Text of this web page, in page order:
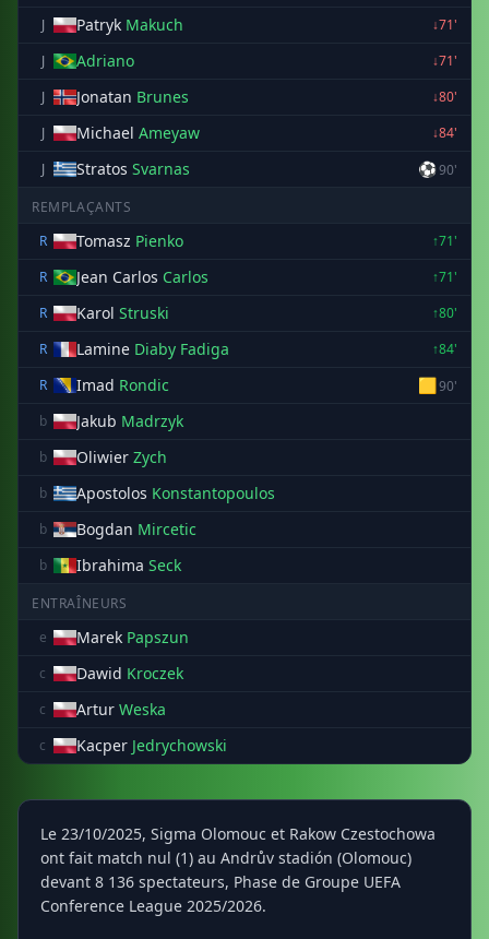
J
Patryk Makuch
↓71'
J
Adriano
↓71'
J
Jonatan Brunes
↓80'
J
Michael Ameyaw
↓84'
J
Stratos Svarnas ⚽90'
REMPLAÇANTS
R
Tomasz Pienko
↑71'
R
Jean Carlos Carlos
↑71'
R
Karol Struski
↑80'
R
Lamine Diaby Fadiga
↑84'
R
Imad Rondic 🟨90'
b
Jakub Madrzyk
b Oliwier Zych
b Apostolos Konstantopoulos
b Bogdan Mircetic
b Ibrahima Seck
ENTRAÎNEURS
e
Marek Papszun
c Dawid Kroczek
c Artur Weska
c Kacper Jedrychowski
Le 23/10/2025, Sigma Olomouc et Rakow Czestochowa
ont fait match nul (1) au Andrův stadión (Olomouc)
devant 8 136 spectateurs, Phase de Groupe UEFA
Conference League 2025/2026.